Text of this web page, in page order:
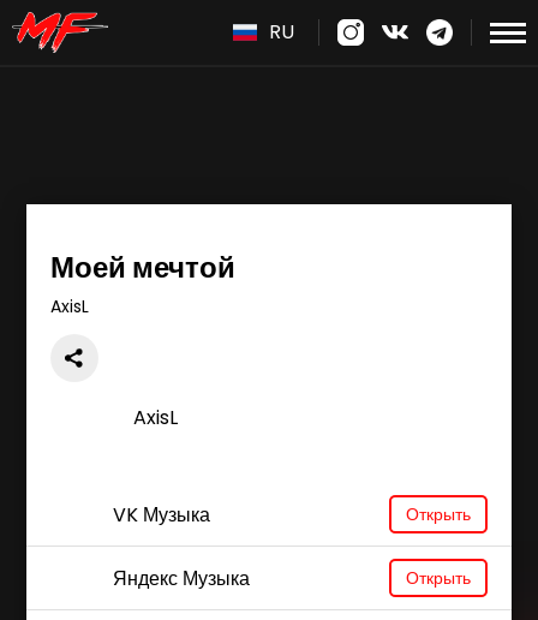
RU
Моей мечтой
AxisL
AxisL
VK Музыка Открыть
Яндекс Музыка Открыть